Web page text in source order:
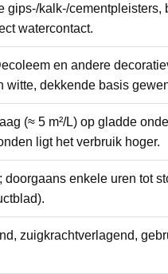
gips-/kalk-/cementpleisters,
watercontact.
en andere
witte, dekkende basis
(≈ 5 m²/L) op gladde
ligt het verbruik hoger.
enkele uren tot
zuigkrachtverlagend,